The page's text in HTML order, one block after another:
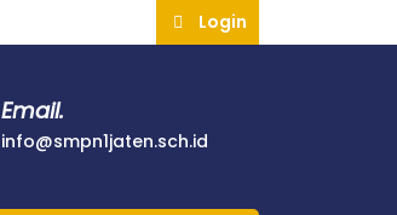
Login
Email.
info@smpn1jaten.sch.id